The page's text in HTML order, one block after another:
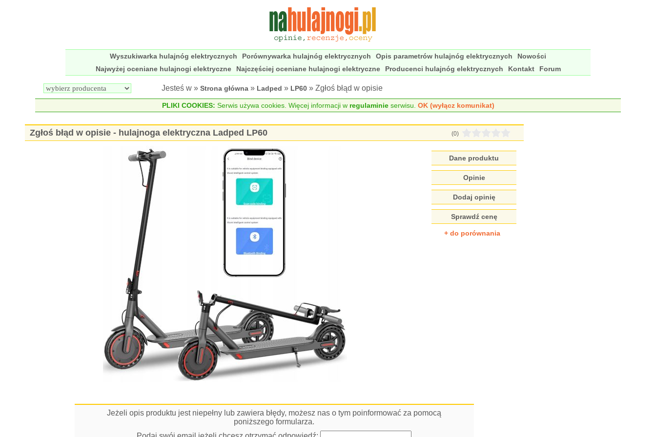
Wyszukiwarka hulajnóg elektrycznych Porównywarka hulajnóg elektrycznych Opis parametrów hulajnóg elektrycznych
Nowości
Najwyżej oceniane hulajnogi elektryczne
Najczęściej oceniane hulajnogi elektryczne Producenci hulajnóg elektrycznych Kontakt Forum
Jesteś w » Strona główna » Ladped » LP60 » Zgłoś błąd w opisie
PLIKI COOKIES: Serwis używa cookies. Więcej informacji w regulaminieserwisu. OK (wyłącz komunikat)
Zgłoś błąd w opisie - hulajnoga elektryczna Ladped LP60 (0)
Dane produktu
Opinie
Dodaj opinię
Sprawdź cenę
+ do porównania
Jeżeli opis produktu jest niepełny lub zawiera błędy, możesz nas o tym poinformować za pomocą
poniższego formularza.